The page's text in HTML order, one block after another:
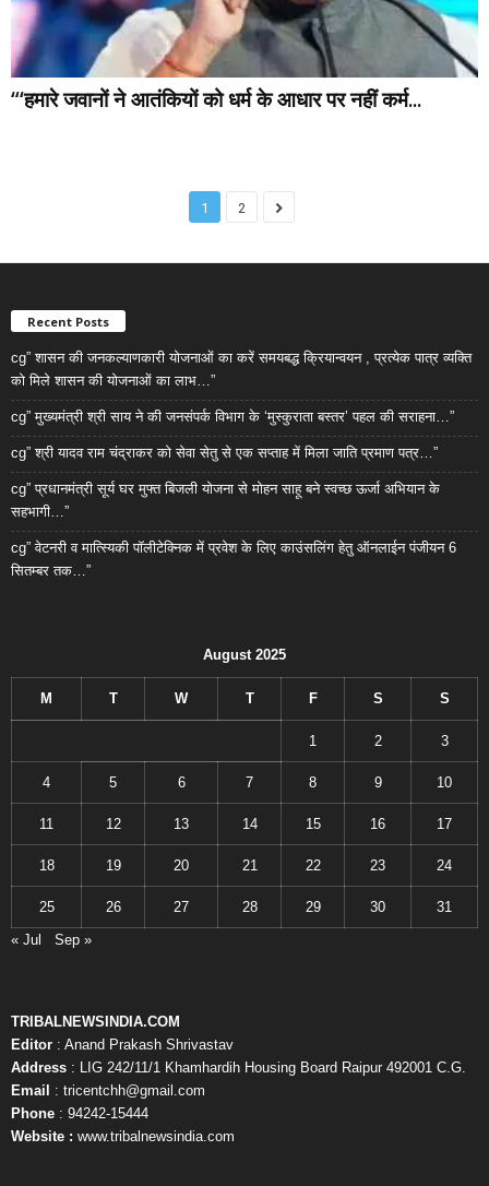
“‘हमारे जवानों ने आतंकियों को धर्म के आधार पर नहीं कर्म...
1 2
Recent Posts
cg” शासन की जनकल्याणकारी योजनाओं का करें समयबद्ध क्रियान्वयन , प्रत्येक पात्र व्यक्ति
को मिले शासन की योजनाओं का लाभ…”
cg” मुख्यमंत्री श्री साय ने की जनसंपर्क विभाग के ‘मुस्कुराता बस्तर’ पहल की सराहना…”
cg” श्री यादव राम चंद्राकर को सेवा सेतु से एक सप्ताह में मिला जाति प्रमाण पत्र…”
cg” प्रधानमंत्री सूर्य घर मुफ्त बिजली योजना से मोहन साहू बने स्वच्छ ऊर्जा अभियान के
सहभागी…”
cg” वेटनरी व मात्स्यिकी पॉलीटेक्निक में प्रवेश के लिए काउंसलिंग हेतु ऑनलाईन पंजीयन 6
सितम्बर तक…”
August 2025
M T W T F S S
1 2 3
4 5 6 7 8 9 10
11 12 13 14 15 16 17
18 19 20 21 22 23 24
25 26 27 28 29 30
31
« Jul
Sep »
TRIBALNEWSINDIA.COM
Editor : Anand Prakash Shrivastav
Address : LIG 242/11/1 Khamhardih Housing Board Raipur 492001 C.G.
Email
: tricentchh@gmail.com
Phone : 94242-15444
Website : www.tribalnewsindia.com